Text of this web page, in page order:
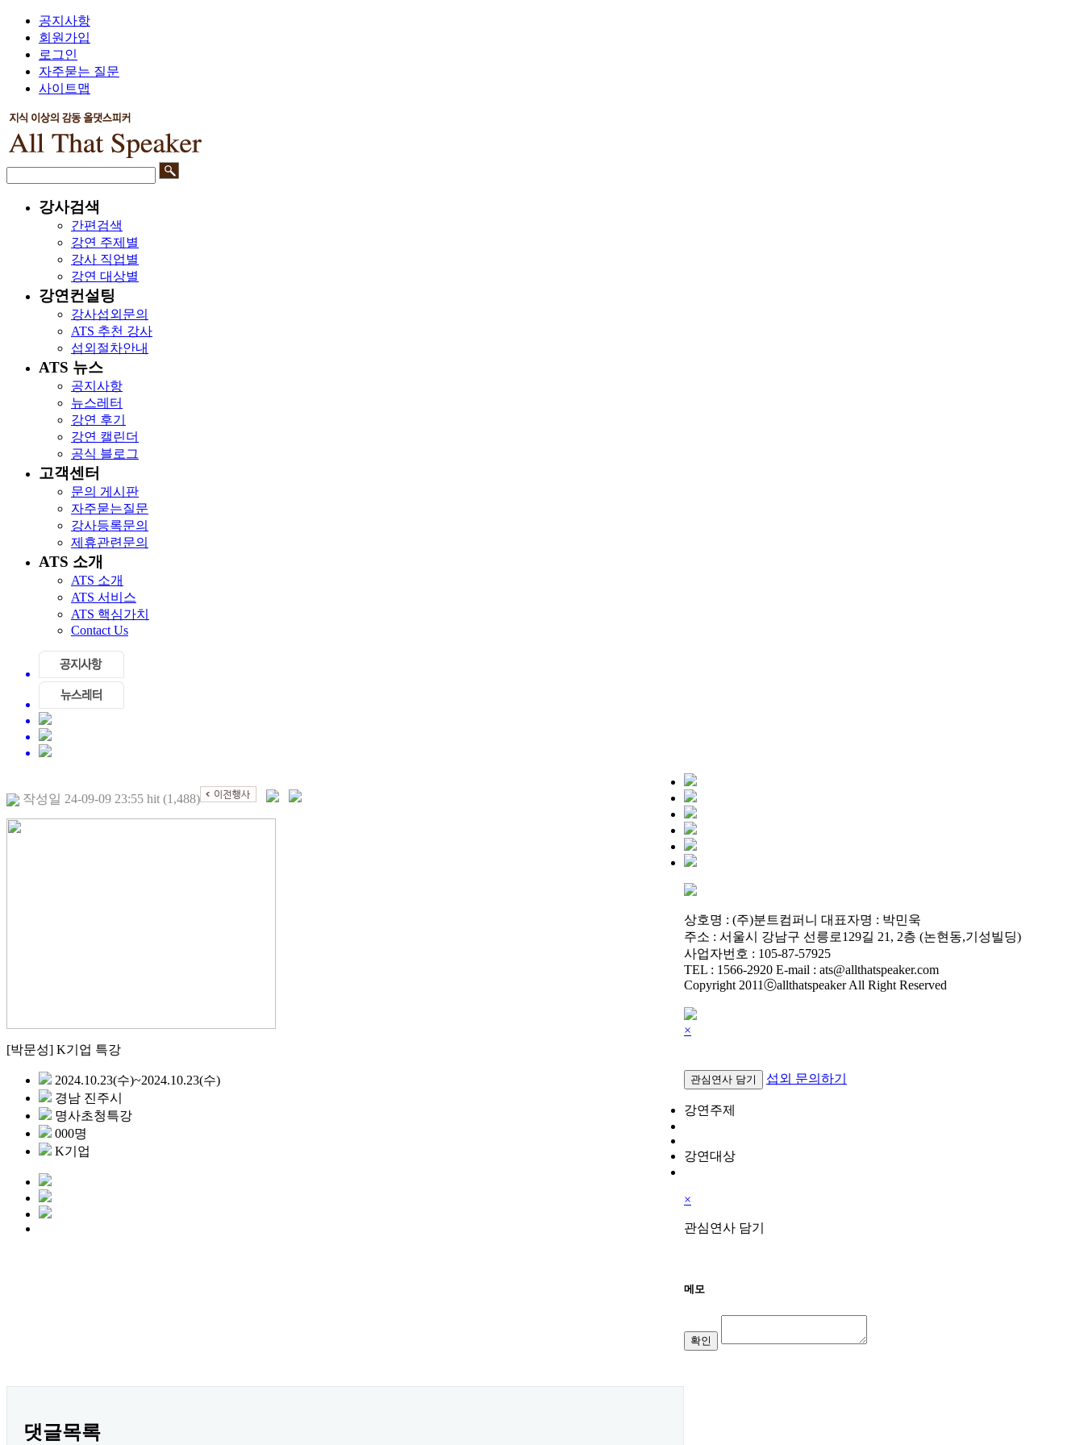
공지사항
회원가입
로그인
자주묻는 질문
사이트맵
강사검색
간편검색
강연 주제별
강사 직업별
강연 대상별
강연컨설팅
강사섭외문의
ATS 추천 강사
섭외절차안내
ATS 뉴스
공지사항
뉴스레터
강연 후기
강연 캘린더
공식 블로그
고객센터
문의 게시판
자주묻는질문
강사등록문의
제휴관련문의
ATS 소개
ATS 소개
ATS 서비스
ATS 핵심가치
Contact Us
작성일 24-09-09 23:55 hit (1,488)
[박문성] K기업 특강
2024.10.23(수)~2024.10.23(수)
경남 진주시
명사초청특강
000명
K기업
댓글목록
상호명 : (주)분트컴퍼니 대표자명 : 박민욱
주소 : 서울시 강남구 선릉로129길 21, 2층 (논현동,기성빌딩)
사업자번호 : 105-87-57925
TEL : 1566-2920 E-mail : ats@allthatspeaker.com
Copyright 2011ⓒallthatspeaker All Right Reserved
×
관심연사 담기 섭외 문의하기
강연주제
강연대상
×
관심연사 담기
메모
확인